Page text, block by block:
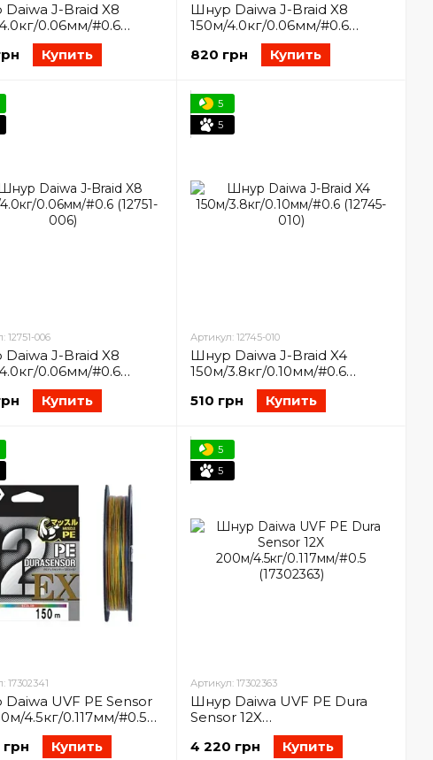
J-Braid X8
0.06мм/#0.6
006)
Купить
Шнур Daiwa J-Braid X8
150м/4.0кг/0.06мм/#0.6
(12755-006)
820 грн Купить
12751-006
J-Braid X8
0.06мм/#0.6
006)
Купить
5
5
Артикул: 12745-010
Шнур Daiwa J-Braid X4
150м/3.8кг/0.10мм/#0.6
(12745-010)
510 грн Купить
17302341
UVF PE Sensor
4.5кг/0.117мм/#0.5
грн Купить
5
5
Артикул: 17302363
Шнур Daiwa UVF PE Dura
Sensor 12X
200м/4.5кг/0.117мм/#0.5
(17302363)
4 220 грн Купить